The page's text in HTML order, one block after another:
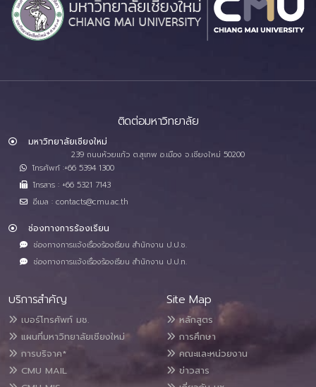
ติดต่อมหาวิทยาลัย
มหาวิทยาลัยเชียงใหม่
239 ถนนห้วยแก้ว ต.สุเทพ อ.เมือง จ.เชียงใหม่ 50200
โทรศัพท์ :+66 5394 1300
โทรสาร : +66 5321 7143
อีเมล : contacts@cmu.ac.th
ช่องทางการร้องเรียน
ช่องทางการแจ้งเรื่องร้องเรียน สำนักงาน ป.ป.ช.
ช่องทางการแจ้งเรื่องร้องเรียน สำนักงาน ป.ป.ท.
บริการสำคัญ
เบอร์โทรศัพท์ มช.
แผนที่มหาวิทยาลัยเชียงใหม่
การบริจาค*
CMU MAIL
Site Map
หลักสูตร
การศึกษา
คณะและหน่วยงาน
ข่าวสาร